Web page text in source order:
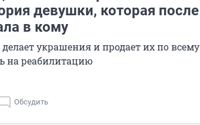
девушки, которая после
в кому
украшения и продает их по всему
на реабилитацию
Обсудить